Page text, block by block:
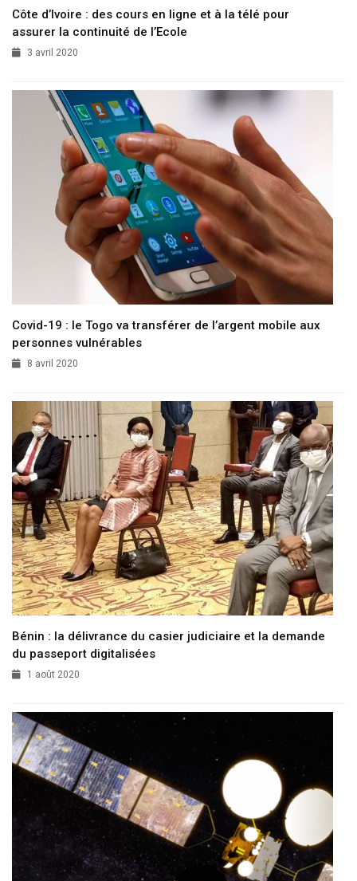
Côte d’Ivoire : des cours en ligne et à la télé pour
assurer la continuité de l’Ecole
3 avril 2020
Covid-19 : le Togo va transférer de l’argent mobile aux
personnes vulnérables
8 avril 2020
Bénin : la délivrance du casier judiciaire et la demande
du passeport digitalisées
1 août 2020